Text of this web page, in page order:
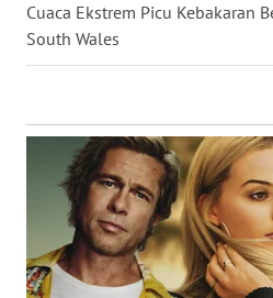
Cuaca Ekstrem Picu Kebakaran
South Wales
WN
KALTENG
WN
KALTARA
WN
KALSEL
WN